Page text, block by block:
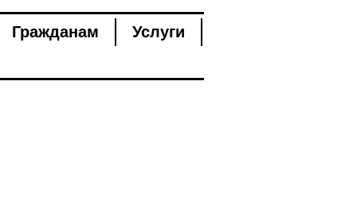
Гражданам Услуги